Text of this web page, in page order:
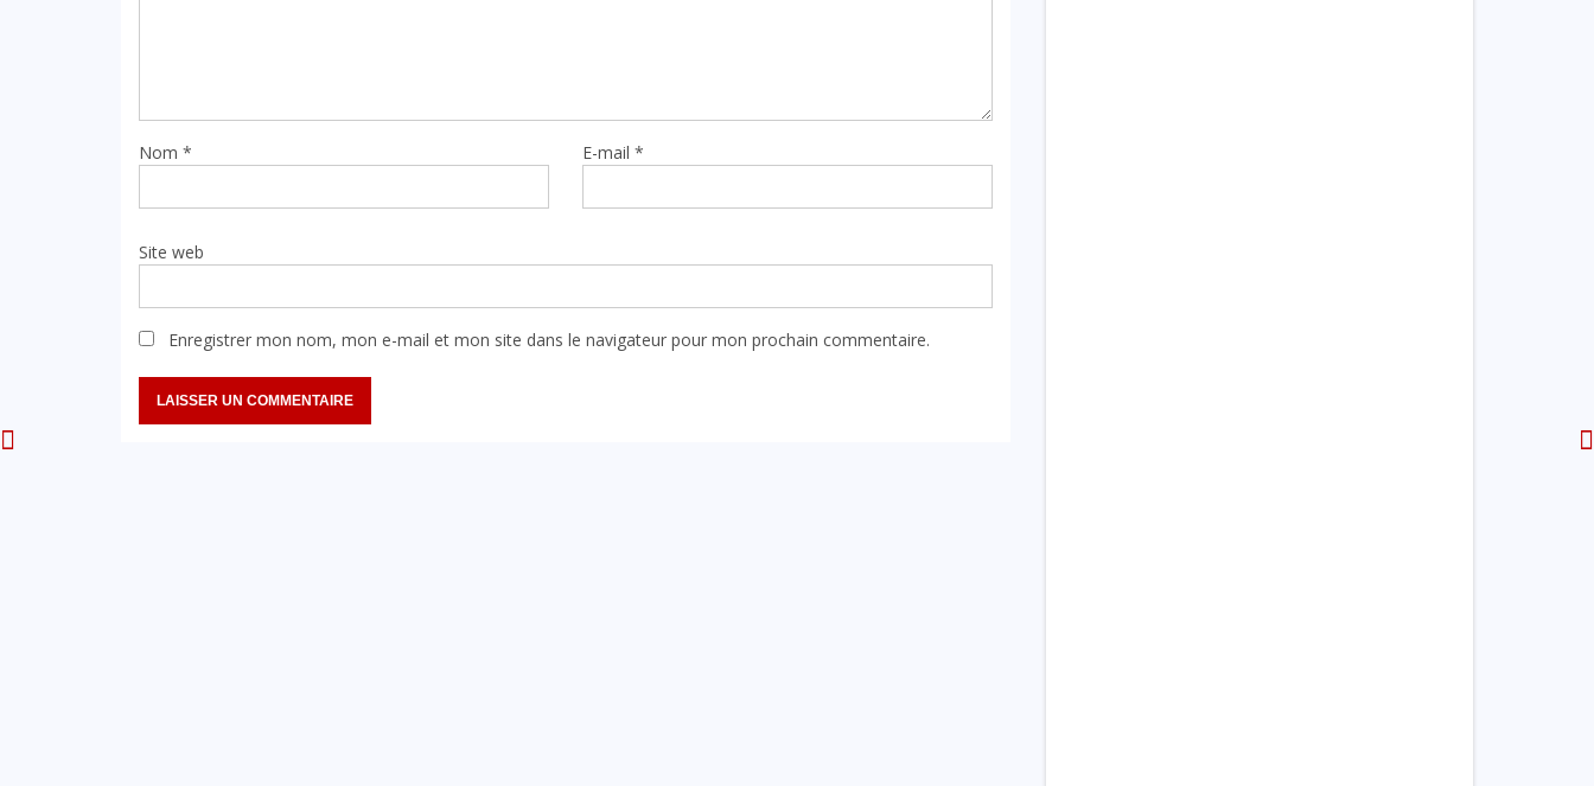
Nom * E-mail*
Site web
Enregistrer mon nom, mon e-mail et mon site dans le navigateur pour mon prochain commentaire.